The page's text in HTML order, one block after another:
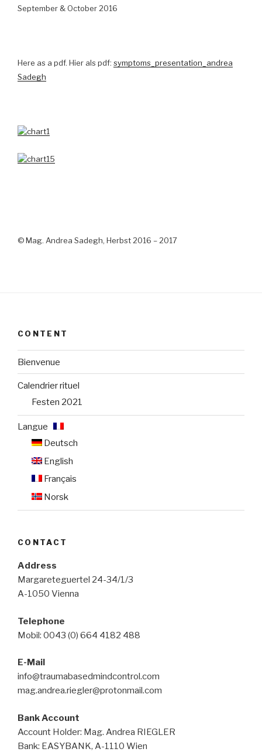
September & October 2016
Here as a pdf. Hier als pdf: symptoms_presentation_andrea
Sadegh
© Mag. Andrea Sadegh, Herbst 2016 – 2017
CONTENT
Bienvenue
Calendrier rituel
Festen 2021
Langue :
Deutsch
English
Français
Norsk
CONTACT
Address
Margareteguertel 24-34/1/3
A-1050 Vienna
Telephone
Mobil: 0043 (0) 664 4182 488
E-Mail
info@traumabasedmindcontrol.com
mag.andrea.riegler@protonmail.com
Bank Account
Account Holder: Mag. Andrea RIEGLER
Bank: EASYBANK, A-1110 Wien